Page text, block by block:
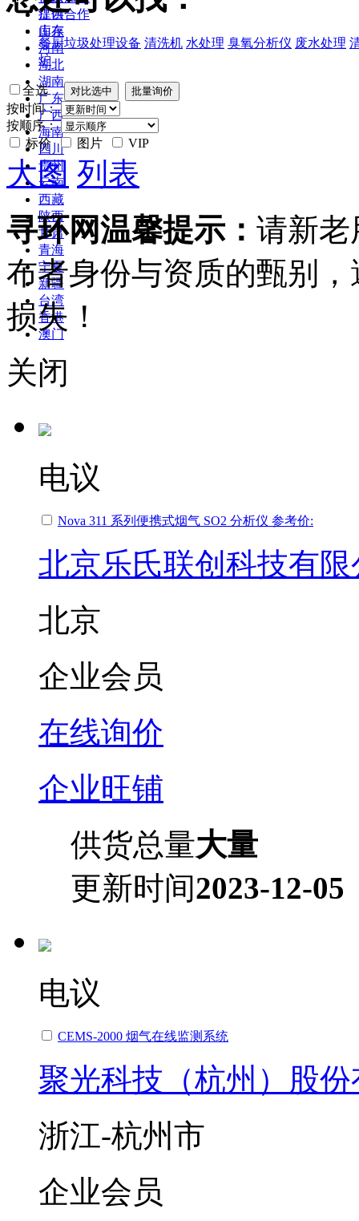
江西
山东
河南
湖北
湖南
广东
广西
海南
四川
贵州
云南
西藏
陕西
甘肃
青海
宁夏
新疆
台湾
香港
澳门
提供合作
库存
餐厨垃圾处理设备 清洗机 水处理 臭氧分析仪 废水处理
炉
全选
按时间：
按顺序：
标价
图片 VIP
大图 列表
寻环网温馨提示： 请新老
布者身份与资质的甄别
损失！
关闭
电议
Nova 311 系列便携式烟气 SO2 分析仪 参考价:
北京乐氏联创科技有限
北京
企业会员
在线询价
企业旺铺
供货总量大量
更新时间2023-12-05
电议
CEMS-2000 烟气在线监测系统
聚光科技（杭州）股
浙江-杭州市
企业会员